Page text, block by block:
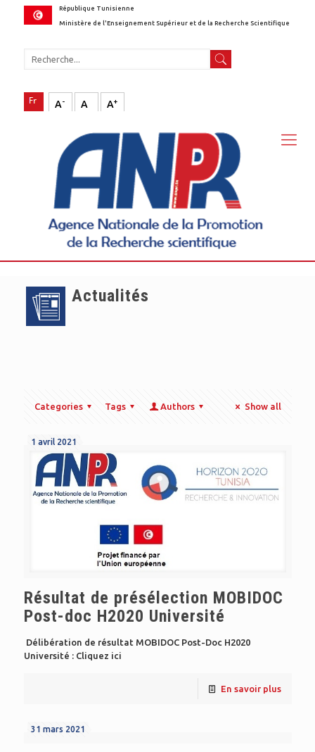
République Tunisienne
Ministère de l'Enseignement Supérieur et de la Recherche Scientifique
A- A A+
Actualités
Categories Tags Authors Show all
1 avril 2021
Résultat de présélection MOBIDOC
Post-doc H2020 Université
Délibération de résultat MOBIDOC Post-Doc H2020
Université : Cliquez ici
En savoir plus
31 mars 2021